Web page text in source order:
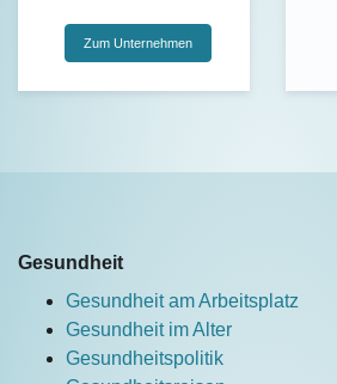
Zum Unternehmen
Gesundheit
Gesundheit am Arbeitsplatz
Gesundheit im Alter
Gesundheitspolitik